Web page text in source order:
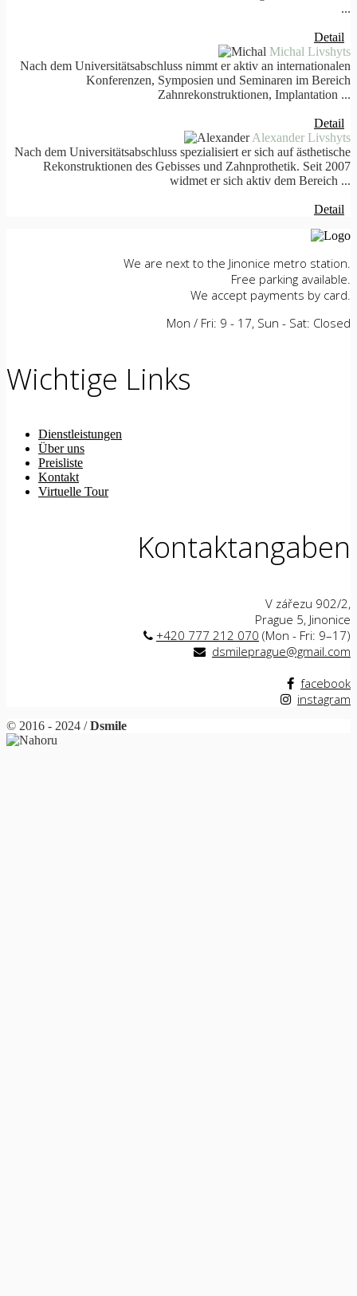
...
Detail
Michal Livshyts
Nach dem Universitätsabschluss nimmt er aktiv an internationalen
Konferenzen, Symposien und Seminaren im Bereich
Zahnrekonstruktionen, Implantation ...
Detail
Alexander Livshyts
Nach dem Universitätsabschluss spezialisiert er sich auf ästhetische
Rekonstruktionen des Gebisses und Zahnprothetik. Seit 2007
widmet er sich aktiv dem Bereich ...
Detail
We are next to the Jinonice metro station.
Free parking available.
We accept payments by card.
Mon / Fri: 9 - 17, Sun - Sat: Closed
Wichtige Links
Dienstleistungen
Über uns
Preisliste
Kontakt
Virtuelle Tour
Kontaktangaben
V zářezu 902/2,
Prague 5, Jinonice
+420 777 212 070 (Mon - Fri: 9–17)
dsmileprague@gmail.com
facebook
instagram
© 2016 - 2024 /Dsmile